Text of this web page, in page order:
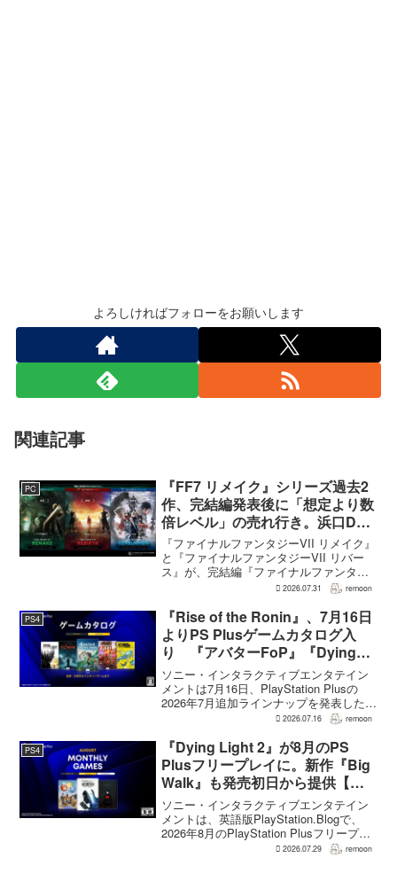
よろしければフォローをお願いします
関連記事
PC
『FF7 リメイク』シリーズ過去2
作、完結編発表後に「想定より数
倍レベル」の売れ行き。浜口Dが
明かす
『ファイナルファンタジーVII リメイク』
と『ファイナルファンタジーVII リバー
ス』が、完結編『ファイナルファンタジ
ーVII リベレーション』の発表後、「我々
ると、シリーズディレクターの浜口直樹
氏がAU...
2026.07.31 remoon
PS4
『Rise of the Ronin』、7月16日
よりPS Plusゲームカタログ入
り 『アバターFoP』『Dying
Light』なども順次配信
ソニー・インタラクティブエンタテイン
メントは7月16日、PlayStation Plusの
2026年7月追加ラインナップを発表した。
幕末の日本を舞台とするTeam NINJAのオ
the Ron...
2026.07.16 remoon
PS4
『Dying Light 2』が8月のPS
Plusフリープレイに。新作『Big
Walk』も発売初日から提供【海
外発表】
ソニー・インタラクティブエンタテイン
メントは、英語版PlayStation.Blogで、
2026年8月のPlayStation Plusフリープレ
イとして『Dying Light 2 Stay Human:
2026.07.29 remoon